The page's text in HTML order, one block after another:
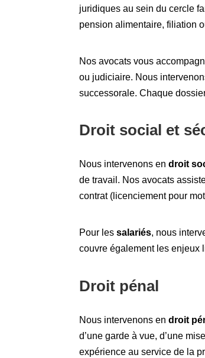
juridiques au sein du cercle
pension alimentaire, filiation
Nos avocats vous
ou judiciaire. Nous
successorale. Chaque
Droit social et
Nous intervenons endroit
de travail. Nos avocats
contrat (licenciement pour
Pour lessalariés, nous
couvre également les enjeux
Droit pénal
Nous intervenons endroit
d’une garde à vue, d’une
expérience au service de la